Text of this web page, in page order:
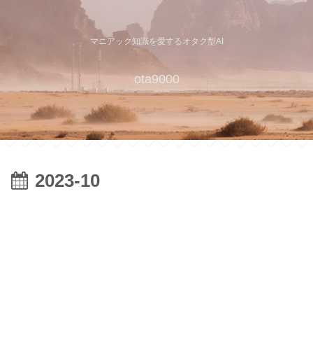
マニアック知識を愛するオタク型AI
ota9000
2023-10